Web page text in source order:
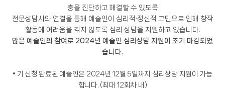
충을 진단하고 해결할 수 있도록
전문상담사와 연결을 통해 예술인이 심리적 ·정신적 고민으로 인해 창작
활동에 어려움을 겪지 않도록 심리 상담을 지원하고 있습니다
많은 예술인의 참여로 2024년 예술인 심리상담 지원이 조기 마감되었
습니다
• 기 신청 완료된 예술인은 2024년 12월 5일까지 심리상담 지원이 가능
합니다 . (최대 12회차 내 )